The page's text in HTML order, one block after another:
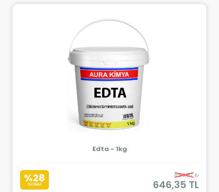
Edta - 1kg
%28
İNDİRİM
893,87 ₺
646,35 TL